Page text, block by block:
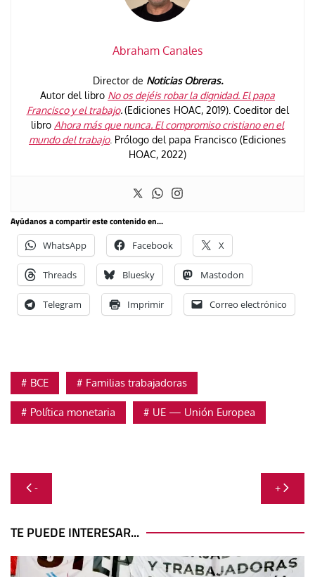
Abraham Canales
Director de Noticias Obreras.
Autor del libro No os dejéis robar la dignidad. El papa
Francisco y el trabajo.(Ediciones HOAC, 2019). Coeditor del
libro Ahora más que nunca. El compromiso cristiano en el
mundo del trabajo. Prólogo del papa Francisco (Ediciones
HOAC, 2022)
Ayúdanos a compartir este contenido en...
WhatsApp Facebook X
Threads Bluesky Mastodon
Telegram Imprimir Correo electrónico
BCE Familias trabajadoras
Política monetaria UE — Unión Europea
Navegación
de
entradas
- +
TE PUEDE INTERESAR...